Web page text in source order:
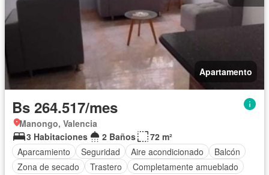
Apartamento
Bs 264.517/mes
Manongo, Valencia
3 Habitaciones
2 Baños
72 m²
Aparcamiento
Seguridad Aire acondicionado
Balcón
Zona de secado
Trastero Completamente amueblado